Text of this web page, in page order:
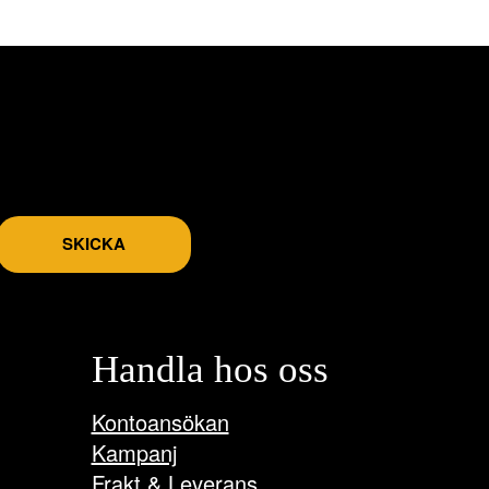
SKICKA
Handla hos oss
Kontoansökan
Kampanj
Frakt & Leverans